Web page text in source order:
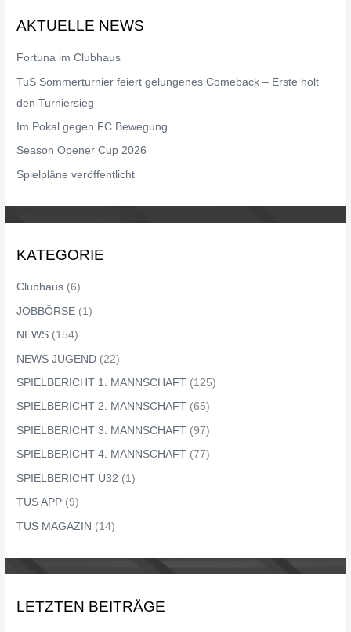
e
a
c
h
:
AKTUELLE NEWS
Fortuna im Clubhaus
TuS Sommerturnier feiert gelungenes Comeback – Erste holt
den Turniersieg
Im Pokal gegen FC Bewegung
Season Opener Cup 2026
Spielpläne veröffentlicht
KATEGORIE
Clubhaus (6)
JOBBÖRSE (1)
NEWS (154)
NEWS JUGEND (22)
SPIELBERICHT 1. MANNSCHAFT (125)
SPIELBERICHT 2. MANNSCHAFT (65)
SPIELBERICHT 3. MANNSCHAFT (97)
SPIELBERICHT 4. MANNSCHAFT (77)
SPIELBERICHT Ü32 (1)
TUS APP (9)
TUS MAGAZIN (14)
LETZTEN BEITRÄGE